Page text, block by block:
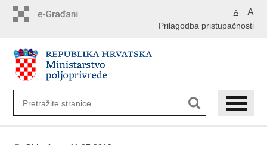
A A
Prilagodba pristupačnosti